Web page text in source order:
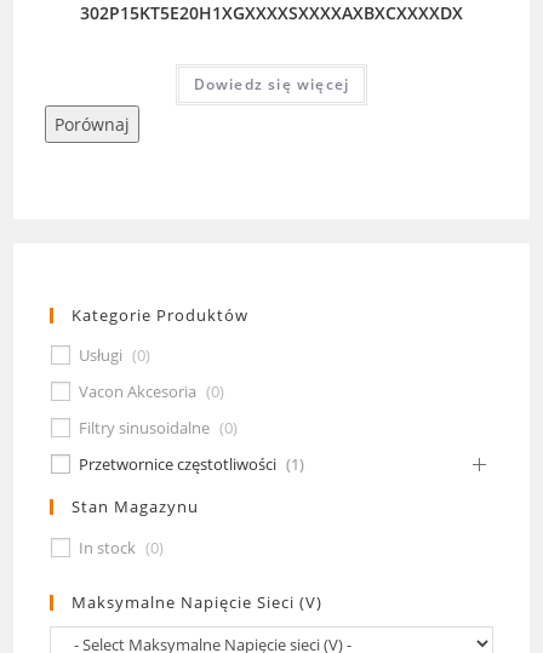
302P15KT5E20H1XGXXXXSXXXXAXBXCXXXXDX
Dowiedz się więcej
Porównaj
Kategorie Produktów
Usługi (0)
Vacon Akcesoria (0)
Filtry sinusoidalne (0)
Przetwornice częstotliwości (1)
Stan Magazynu
In stock (0)
Maksymalne Napięcie Sieci (V)